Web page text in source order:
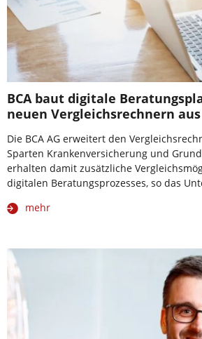
BCA baut digitale
neuen Vergleichsrechnern aus
Die BCA AG erweitert den
Sparten Krankenversicherung und
erhalten damit zusätzliche
digitalen Beratungsprozesses, so das
mehr